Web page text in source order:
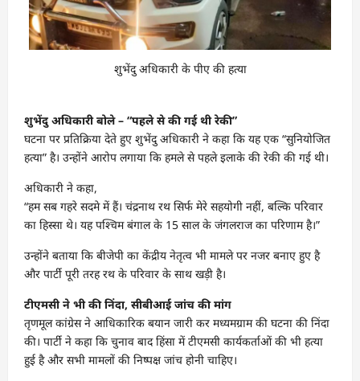
शुभेंदु अधिकारी के पीए की हत्या
शुभेंदु अधिकारी बोले – “पहले से की गई थी रेकी”
घटना पर प्रतिक्रिया देते हुए शुभेंदु अधिकारी ने कहा कि यह एक “सुनियोजित
हत्या” है। उन्होंने आरोप लगाया कि हमले से पहले इलाके की रेकी की गई थी।
अधिकारी ने कहा,
“हम सब गहरे सदमे में हैं। चंद्रनाथ रथ सिर्फ मेरे सहयोगी नहीं, बल्कि परिवार
का हिस्सा थे। यह पश्चिम बंगाल के 15 साल के जंगलराज का परिणाम है।”
उन्होंने बताया कि बीजेपी का केंद्रीय नेतृत्व भी मामले पर नजर बनाए हुए है
और पार्टी पूरी तरह रथ के परिवार के साथ खड़ी है।
टीएमसी ने भी की निंदा, सीबीआई जांच की मांग
तृणमूल कांग्रेस ने आधिकारिक बयान जारी कर मध्यमग्राम की घटना की निंदा
की। पार्टी ने कहा कि चुनाव बाद हिंसा में टीएमसी कार्यकर्ताओं की भी हत्या
हुई है और सभी मामलों की निष्पक्ष जांच होनी चाहिए।